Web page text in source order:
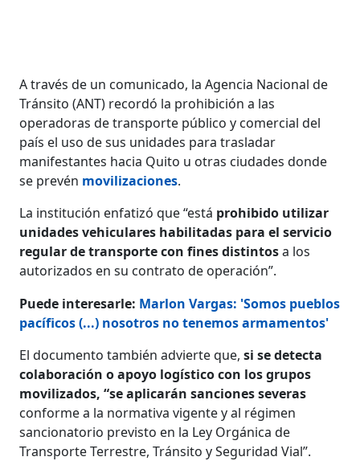
A través de un comunicado, la Agencia Nacional de
Tránsito (ANT) recordó la prohibición a las
operadoras de transporte público y comercial del
país el uso de sus unidades para trasladar
manifestantes hacia Quito u otras ciudades donde
se prevén movilizaciones.
La institución enfatizó que “está prohibido utilizar
unidades vehiculares habilitadas para el servicio
regular de transporte con fines distintosa los
autorizados en su contrato de operación”.
Puede interesarle: Marlon Vargas: 'Somos pueblos
pacíficos (...) nosotros no tenemos armamentos'
El documento también advierte que,si se detecta
colaboración o apoyo logístico con los grupos
movilizados, “se aplicarán sanciones severas
conforme a la normativa vigente y al régimen
sancionatorio previsto en la Ley Orgánica de
Transporte Terrestre, Tránsito y Seguridad Vial”.